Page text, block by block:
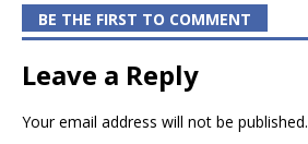
BE THE FIRST TO COMMENT
Leave a Reply
Your email address will not be published.